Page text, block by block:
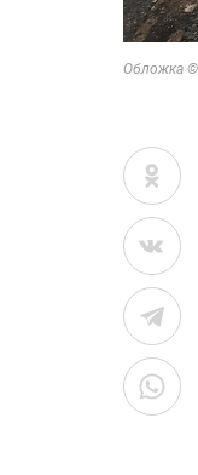
Обложка ©